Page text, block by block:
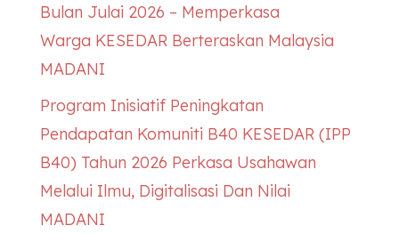
Bulan Julai 2026 – Memperkasa
Warga KESEDARBerteraskan Malaysia
MADANI
Program Inisiatif Peningkatan
Pendapatan Komuniti B40 KESEDAR(IPP
B40) Tahun 2026 Perkasa Usahawan
Melalui Ilmu, Digitalisasi Dan Nilai
MADANI